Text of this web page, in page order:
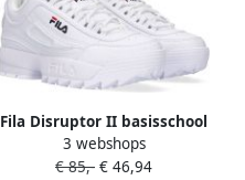
Fila Disruptor II basisschool
Schoenen White
Synthetisch Foot Locker
3 webshops
€ 85,- € 46,94